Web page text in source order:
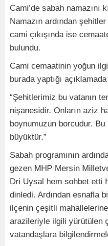
Cami’de sabah namazını
Namazın ardından
cami çıkışında ise
bulundu.
Cami cemaatinin yoğun
burada yaptığı
“Şehitlerimiz bu vatanın
nişanesidir. Onların aziz
boynumuzun borcudur.
büyüktür.”
Sabah programının
gezen MHP Mersin
Dri Uysal hem sohbet etti
dinledi. Ardından esnafla
ilçenin çeşitli
arazileriyle ilgili yürütülen
vatandaşlara